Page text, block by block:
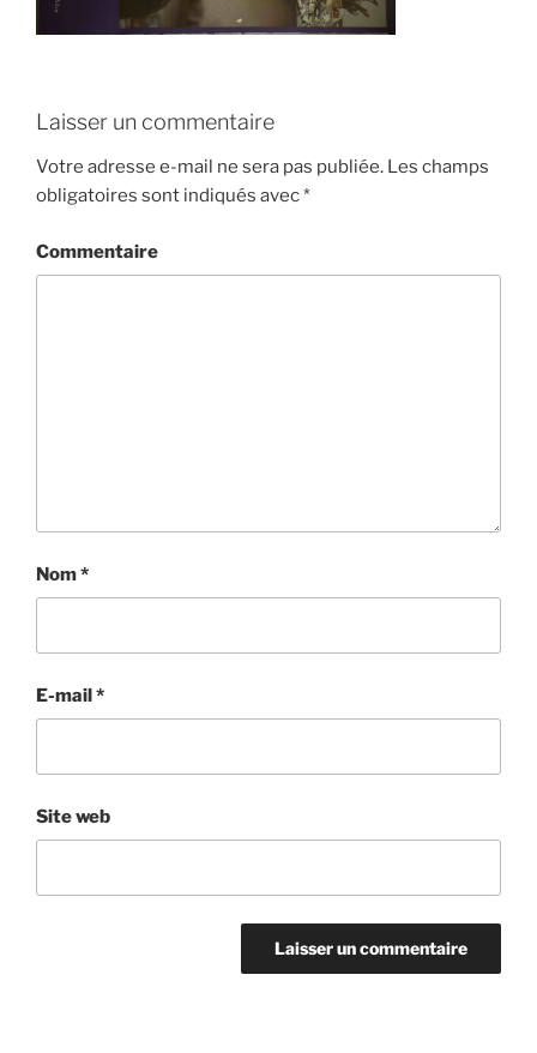
Laisser un commentaire
Votre adresse e-mail ne sera pas publiée. Les champs
obligatoires sont indiqués avec*
Commentaire
Nom*
E-mail*
Site web